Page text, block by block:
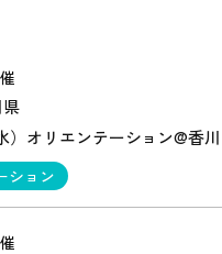
）オリエンテーション@香川
ション